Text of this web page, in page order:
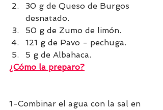
30 g de Queso de Burgos
desnatado.
50 g de Zumo de limón.
121 g de Pavo - pechuga.
5 g de Albahaca.
¿Cómo la preparo?
1-Combinar el agua con la sal en